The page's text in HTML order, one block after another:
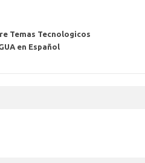
Temas Tecnologicos
en Español